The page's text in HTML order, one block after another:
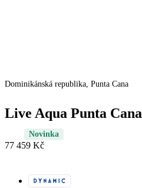
Dominikánská republika, Punta Cana
Live Aqua Punta Cana
Novinka
77 459 Kč